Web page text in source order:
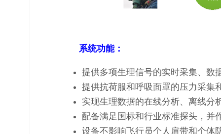
系统功能：
提供多项生理信号的实时采集、数
提供抗荷服和呼吸面罩的压力采集
实现生理数据的在线分析、离线分
配备满足国标和行业标准探头，并
设备不影响飞行员个人肩带和个体